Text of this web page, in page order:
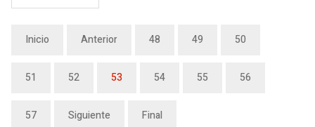
Inicio Anterior 48 49 50
51 52 53 54 55 56
57 Siguiente Final